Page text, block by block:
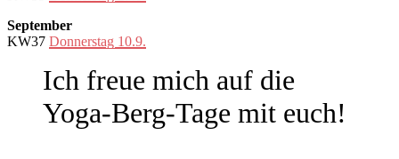
September
KW37 Donnerstag 10.9.
Ich freue mich auf die
Yoga-Berg-Tage mit euch!